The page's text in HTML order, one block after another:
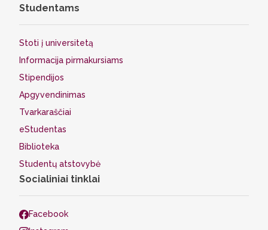
Studentams
Stoti į universitetą
Informacija pirmakursiams
Stipendijos
Apgyvendinimas
Tvarkaraščiai
eStudentas
Biblioteka
Studentų atstovybė
Socialiniai tinklai
Facebook